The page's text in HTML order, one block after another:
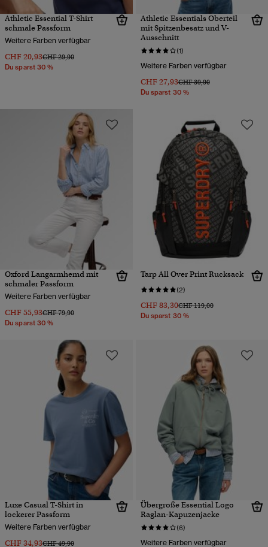
Athletic Essential T-Shirt
schmale Passform
Weitere Farben verfügbar
CHF 20,93Preis wurde reduziert von
CHF 29,90bis
Du sparst 30 %
Athletic Essentials Oberteil
mit Spitzenbesatz und V-
Ausschnitt
(1)
Weitere Farben verfügbar
CHF 27,93Preis wurde reduziert von
CHF 39,90bis
Du sparst 30 %
Oxford Langarmhemd mit
schmaler Passform
Weitere Farben verfügbar
CHF 55,93Preis wurde reduziert von
CHF 79,90bis
Du sparst 30 %
Tarp All Over Print Rucksack
(2)
CHF 83,30Preis wurde reduziert von
CHF 119,00bis
Du sparst 30 %
Luxe Casual T-Shirt in
lockerer Passform
Weitere Farben verfügbar
CHF 34,93Preis wurde reduziert von
CHF 49,90bis
Übergroße Essential Logo
Raglan-Kapuzenjacke
(6)
Weitere Farben verfügbar